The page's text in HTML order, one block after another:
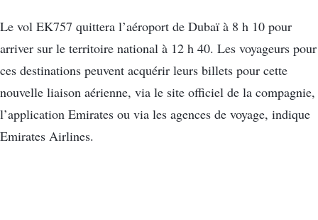
Le vol EK757 quittera l’aéroport de Dubaï à 8 h 10 pour
arriver sur le territoire national à 12 h 40. Les voyageurs pour
ces destinations peuvent acquérir leurs billets pour cette
nouvelle liaison aérienne, via le site officiel de la compagnie,
l’application Emirates ou via les agences de voyage, indique
Emirates Airlines.